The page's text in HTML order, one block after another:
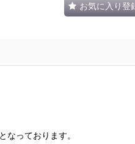
お気に入り登
っております。